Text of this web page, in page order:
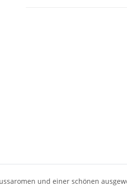
und einer schönen